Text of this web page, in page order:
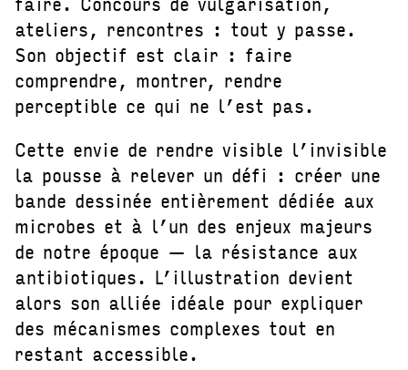
ateliers, rencontres : tout y passe.
Son objectif est clair : faire
comprendre, montrer, rendre
perceptible ce qui ne l’est pas.
Cette envie de rendre visible l’invisible
la pousse à relever un défi : créer une
bande dessinée entièrement dédiée aux
microbes et à l’un des enjeux majeurs
de notre époque — la résistance aux
antibiotiques. L’illustration devient
alors son alliée idéale pour expliquer
des mécanismes complexes tout en
restant accessible.